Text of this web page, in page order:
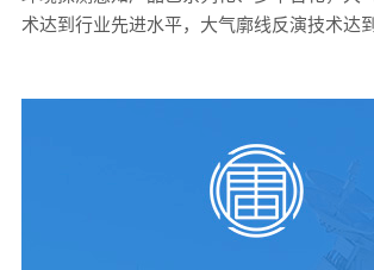
术达到行业先进水平，大气廓线反演技术达